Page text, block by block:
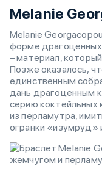
Melanie
Melanie
форме драгоценных
– материал,
Позже оказалось,
единственным
дань драгоценным
серию коктейльных
из перламутра,
огранки «изумруд»